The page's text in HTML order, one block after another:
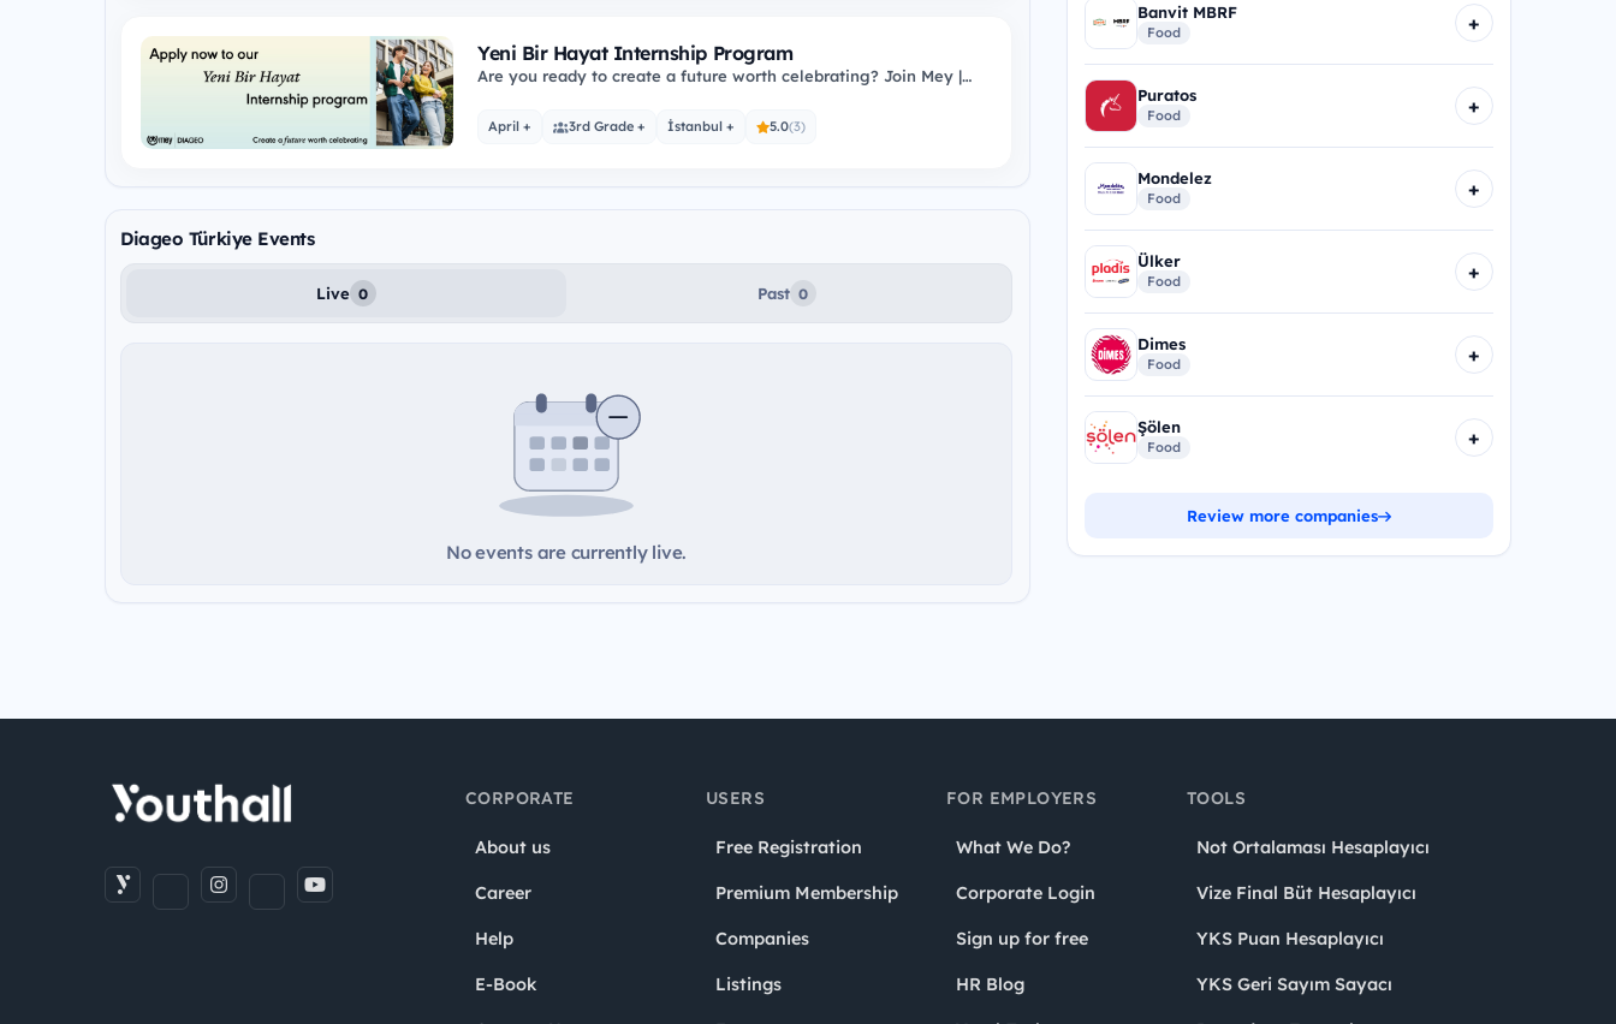
Yeni Bir Hayat Internship Program
Are you ready to create a future worth celebrating? Join Mey |
April + 3rd Grade + İstanbul + 5.0(3)
Diageo Türkiye Events
Live 0 Past 0
No events are currently live.
Banvit MBRF
Food +
Puratos
Food +
Mondelez
Food +
Ülker
Food +
Dimes
Food +
Şölen
Food +
Review more companies
CORPORATE
About us
Career
Help
E-Book
USERS
Free Registration
Premium Membership
Companies
Listings
FOR EMPLOYERS
What We Do?
Corporate Login
Sign up for free
HR Blog
TOOLS
Not Ortalaması Hesaplayıcı
Vize Final Büt Hesaplayıcı
YKS Puan Hesaplayıcı
YKS Geri Sayım Sayacı